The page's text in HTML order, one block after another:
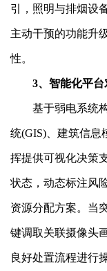
引，照明与排烟设
主动干预的功能升
性。
3、智能化平台
基于弱电系统构
统(GIS)、建筑信息
挥提供可视化决策
状态，动态标注风
资源分配方案。当
键调取关联摄像头
良好处置流程进行